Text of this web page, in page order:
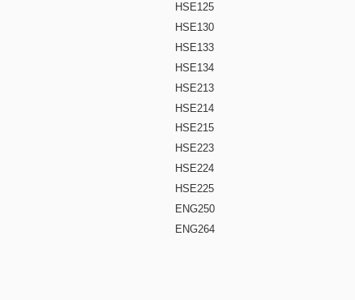
HSE125
HSE130
HSE133
HSE134
HSE213
HSE214
HSE215
HSE223
HSE224
HSE225
ENG250
ENG264